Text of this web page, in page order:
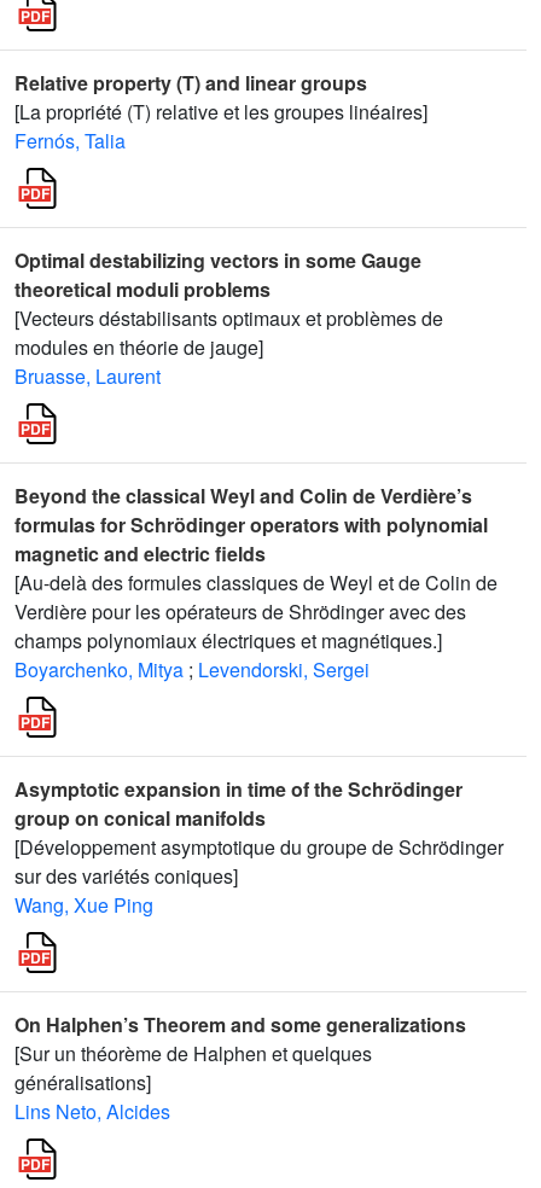
Relative property (T) and linear groups
[La propriété (T) relative et les groupes linéaires]
Fernós, Talia
Optimal destabilizing vectors in some Gauge
theoretical moduli problems
[Vecteurs déstabilisants optimaux et problèmes de
modules en théorie de jauge]
Bruasse, Laurent
Beyond the classical Weyl and Colin de Verdière’s
formulas for Schrödinger operators with polynomial
magnetic and electric fields
[Au-delà des formules classiques de Weyl et de Colin de
Verdière pour les opérateurs de Shrödinger avec des
champs polynomiaux électriques et magnétiques.]
Boyarchenko, Mitya ; Levendorski, Sergei
Asymptotic expansion in time of the Schrödinger
group on conical manifolds
[Développement asymptotique du groupe de Schrödinger
sur des variétés coniques]
Wang, Xue Ping
On Halphen’s Theorem and some generalizations
[Sur un théorème de Halphen et quelques
généralisations]
Lins Neto, Alcides